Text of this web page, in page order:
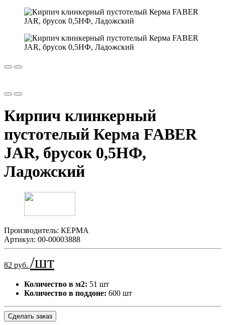
Кирпич клинкерный
пустотелый Керма FABER
JAR, брусок 0,5НФ,
Ладожский
Производитель: КЕРМА
Артикул: 00-00003888
82 руб. /шт
Количество в м2: 51 шт
Количество в поддоне: 600 шт
Сделать заказ